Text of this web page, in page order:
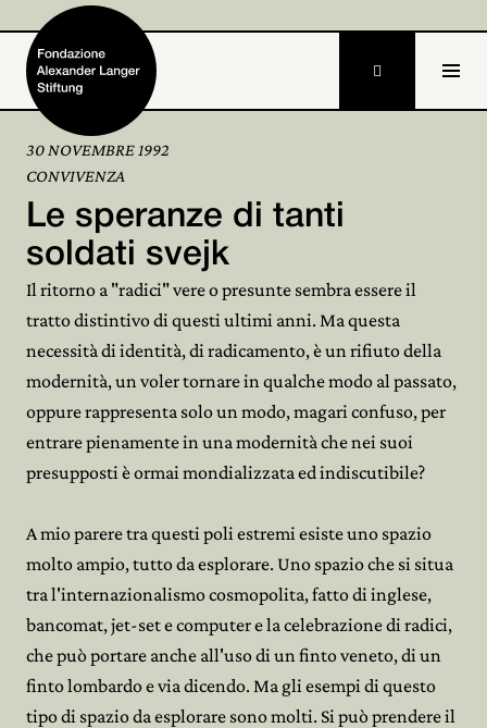
Home
Fondazione
Attività e progetti
Archivio 
Partecipa

30 NOVEMBRE 1992
CONVIVENZA
Le speranze di tanti
soldati svejk
Il ritorno a "radici" vere o presunte sembra essere il
tratto distintivo di questi ultimi anni. Ma questa
necessità di identità, di radicamento, è un rifiuto della
modernità, un voler tornare in qualche modo al passato,
oppure rappresenta solo un modo, magari confuso, per
entrare pienamente in una modernità che nei suoi
presupposti è ormai mondializzata ed indiscutibile?
A mio parere tra questi poli estremi esiste uno spazio
molto ampio, tutto da esplorare. Uno spazio che si situa
tra l'internazionalismo cosmopolita, fatto di inglese,
bancomat, jet-set e computer e la celebrazione di radici,
che può portare anche all'uso di un finto veneto, di un
finto lombardo e via dicendo. Ma gli esempi di questo
tipo di spazio da esplorare sono molti. Si può prendere il